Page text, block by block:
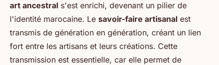
art ancestral s'est enrichi, devenant un pilier de
l'identité marocaine. Le savoir-faire artisanal est
transmis de génération en génération, créant un lien
fort entre les artisans et leurs créations. Cette
transmission est essentielle, car elle permet de